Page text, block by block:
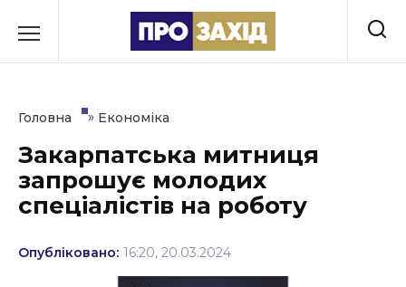
до
Культура
Освіта
Події
Головна » Економіка
Закарпатська митниця
запрошує молодих
спеціалістів на роботу
Опубліковано: 16:20, 20.03.2024